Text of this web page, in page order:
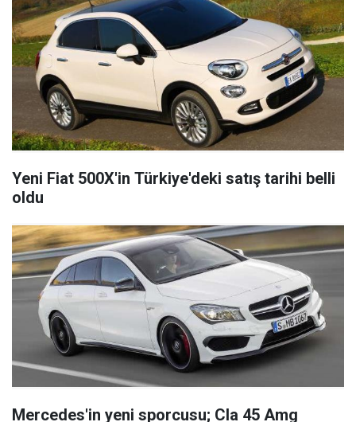
Yeni Fiat 500X'in Türkiye'deki satış tarihi belli
oldu
Mercedes'in yeni sporcusu; Cla 45 Amg